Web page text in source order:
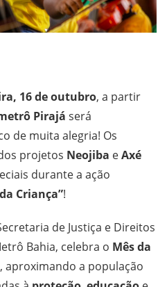
16 de outubro, a partir
Pirajá será
de muita alegria! Os
projetos Neojiba eAxé
durante a ação
Criança”!
de Justiça e Direitos
Bahia, celebra o Mês da
aproximando a população